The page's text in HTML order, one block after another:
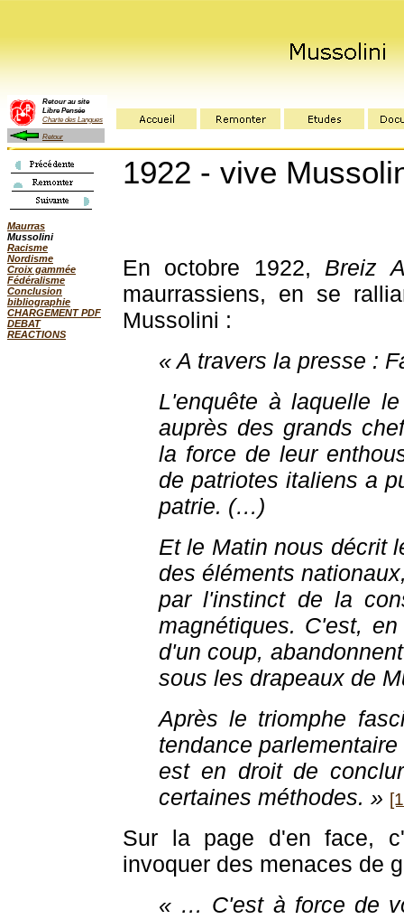
Retour au site
Libre Pensée
Charte des Langues
Retour
Maurras
Mussolini
Racisme
Nordisme
Croix gammée
Fédéralisme
Conclusion
bibliographie
CHARGEMENT PDF
DEBAT
REACTIONS
1922 - vive
En octobre 1922, Breiz
maurrassiens, en se
Mussolini :
« A travers la presse :
L'enquête à laquelle
auprès des grands
la force de leur
de patriotes italiens a
patrie. (…)
Et le Matin nous décrit
des éléments
par l'instinct de la
magnétiques. C'est,
d'un coup,
sous les drapeaux de
Après le triomphe
tendance
est en droit de
certaines méthodes. »
Sur la page d'en face,
invoquer des menaces de
« … C'est à force de